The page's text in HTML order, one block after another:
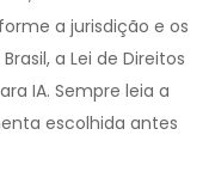
a jurisdição e os
a Lei de Direitos
IA. Sempre leia a
escolhida antes